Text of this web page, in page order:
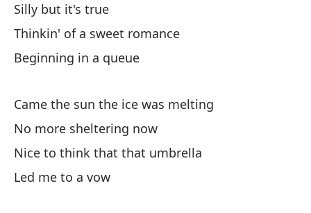
Silly but it's true
Thinkin' of a sweet romance
Beginning in a queue
Came the sun the ice was melting
No more sheltering now
Nice to think that that umbrella
Led me to a vow